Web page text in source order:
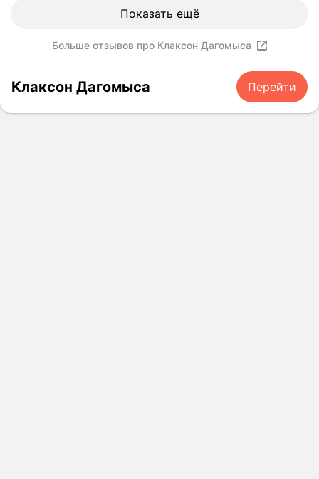
Показать ещё
Больше отзывов про Клаксон Дагомыса
Клаксон Дагомыса Перейти